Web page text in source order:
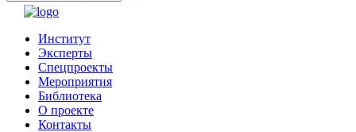
Институт
Эксперты
Спецпроекты
Мероприятия
Библиотека
О проекте
Контакты